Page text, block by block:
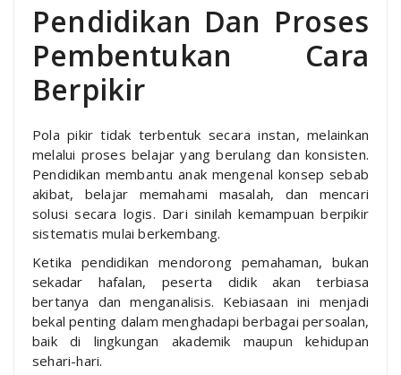
Pendidikan Dan Proses
Pembentukan Cara
Berpikir
Pola pikir tidak terbentuk secara instan, melainkan
melalui proses belajar yang berulang dan konsisten.
Pendidikan membantu anak mengenal konsep sebab
akibat, belajar memahami masalah, dan mencari
solusi secara logis. Dari sinilah kemampuan berpikir
sistematis mulai berkembang.
Ketika pendidikan mendorong pemahaman, bukan
sekadar hafalan, peserta didik akan terbiasa
bertanya dan menganalisis. Kebiasaan ini menjadi
bekal penting dalam menghadapi berbagai persoalan,
baik di lingkungan akademik maupun kehidupan
sehari-hari.